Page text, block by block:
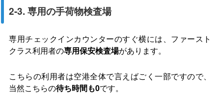
2-3. 専用の手荷物検査場
専用チェックインカウンターのすぐ横には、ファースト
クラス利用者の専用保安検査場があります。
こちらの利用者は空港全体で言えばごく一部ですので、
当然こちらの待ち時間も0です。